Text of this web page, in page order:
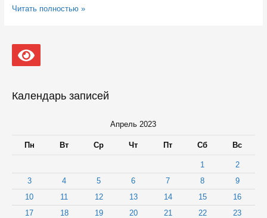
Первый
Нижний
Новгород
состоится
Читать полностью »
Календарь записей
Апрель 2023
Пн Вт Ср Чт Пт Сб Вс
1
2
3
4 5 6 7 8
9
10
11 12 13 14 15
16
17
18 19 20 21 22
23